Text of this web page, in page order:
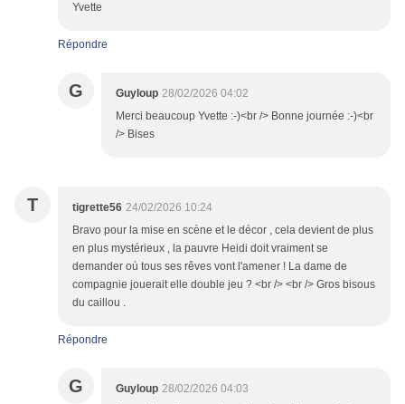
Yvette
Répondre
G Guyloup 28/02/2026 04:02
Merci beaucoup Yvette :-)<br /> Bonne journée :-)<br
/> Bises
T tigrette56 24/02/2026 10:24
Bravo pour la mise en scène et le décor , cela devient de plus
en plus mystérieux , la pauvre Heidi doit vraiment se
demander où tous ses rêves vont l'amener ! La dame de
compagnie jouerait elle double jeu ? <br /> <br /> Gros bisous
du caillou .
Répondre
G Guyloup 28/02/2026 04:03